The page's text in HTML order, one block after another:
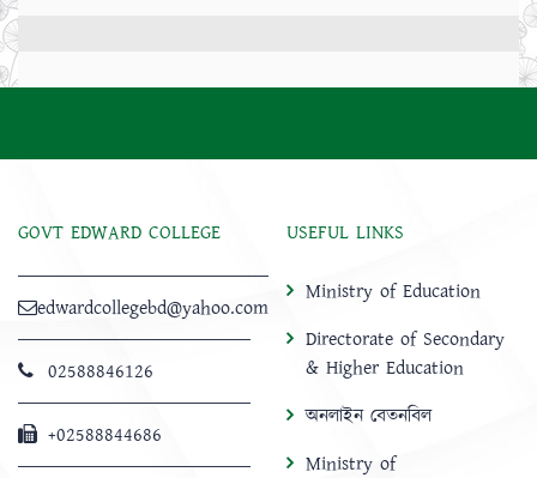
GOVT EDWARD COLLEGE
edwardcollegebd@yahoo.com
02588846126
+02588844686
USEFUL LINKS
Ministry of Education
Directorate of Secondary
& Higher Education
অনলাইন বেতনবিল
Ministry of